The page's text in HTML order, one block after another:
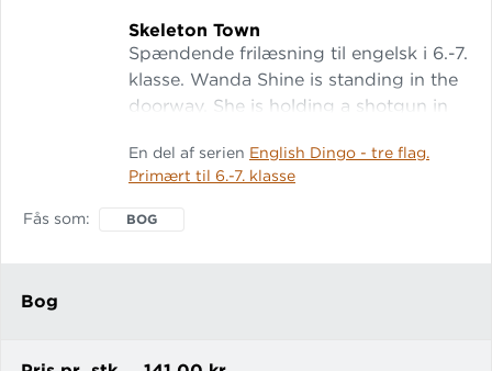
Skeleton Town
Spændende frilæsning til engelsk i 6.-7.
klasse. Wanda Shine is standing in the
doorway. She is holding a shotgun in
looks angry. I am scared and let out a
huge fart. Everyone must have heard it.
They could certainly smell it. “So!”
En del af serien English Dingo - tre flag.
Primært til 6.-7. klasse
Fås som BOG
Bog